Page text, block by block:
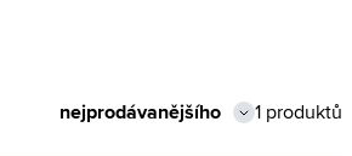
1 produktů